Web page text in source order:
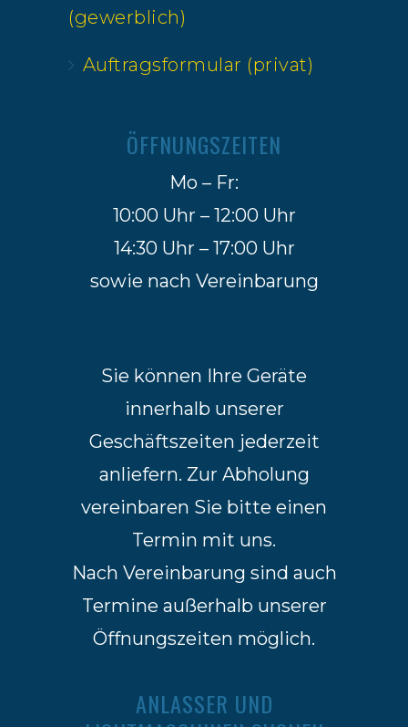
(gewerblich)
Auftragsformular (privat)
ÖFFNUNGSZEITEN
Mo – Fr:
10:00 Uhr – 12:00 Uhr
14:30 Uhr – 17:00 Uhr
sowie nach Vereinbarung
Sie können Ihre Geräte
innerhalb unserer
Geschäftszeiten jederzeit
anliefern. Zur Abholung
vereinbaren Sie bitte einen
Termin mit uns.
Nach Vereinbarung sind auch
Termine außerhalb unserer
Öffnungszeiten möglich.
ANLASSER UND